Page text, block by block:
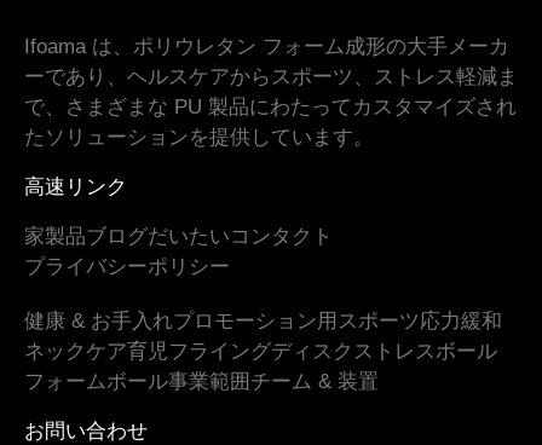
Ifoama は、ポリウレタン フォーム成形の大手メーカ
ーであり、ヘルスケアからスポーツ、ストレス軽減ま
で、さまざまな PU 製品にわたってカスタマイズされ
たソリューションを提供しています。
高速リンク
家製品ブログだいたいコンタクト
プライバシーポリシー
健康 & お手入れプロモーション用 スポーツ応力緩和
ネックケア育児フライングディスク ストレスボール
フォームボール事業範囲 チーム & 装置
お問い合わせ